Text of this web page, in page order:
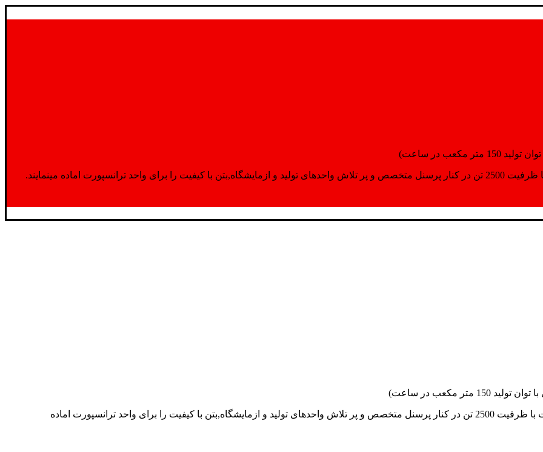
اماده مینمایند.
جهاد بتن با فضای کارگاهی و به کار گیری سه دستگاه بچینگ پلانت با ظرفیت 2500 تن در کنار پرسنل متخصص و پر تلاش واحدهای تولید و ازمایشگاه,بتن با کیفیت را برای واحد ترانسپورت اماده